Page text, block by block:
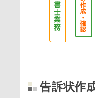
告訴状作